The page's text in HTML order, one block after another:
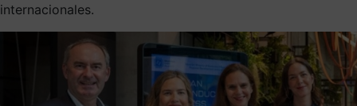
internacionales.